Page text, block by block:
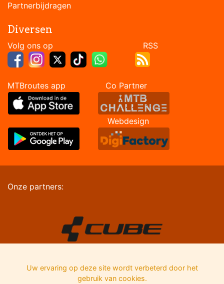
Partnerbijdragen
Diversen
Volg ons op RSS
MTBroutes app Co Partner
Webdesign
Onze partners:
Uw ervaring op deze site wordt verbeterd door het
gebruik van cookies.